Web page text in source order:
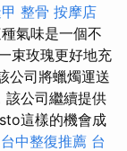
整骨 按摩店
氣味是一個不
束玫瑰更好地充
公司將蠟燭運送
該公司繼續提供
這樣的機會成
台中整復推薦 台